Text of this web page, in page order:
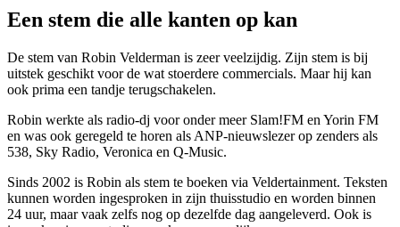
Een stem die alle kanten op kan
De stem van Robin Velderman is zeer veelzijdig. Zijn stem is bij
uitstek geschikt voor de wat stoerdere commercials. Maar hij kan
ook prima een tandje terugschakelen.
Robin werkte als radio-dj voor onder meer Slam!FM en Yorin FM
en was ook geregeld te horen als ANP-nieuwslezer op zenders als
538, Sky Radio, Veronica en Q-Music.
Sinds 2002 is Robin als stem te boeken via Veldertainment. Teksten
kunnen worden ingesproken in zijn thuisstudio en worden binnen
24 uur, maar vaak zelfs nog op dezelfde dag aangeleverd. Ook is